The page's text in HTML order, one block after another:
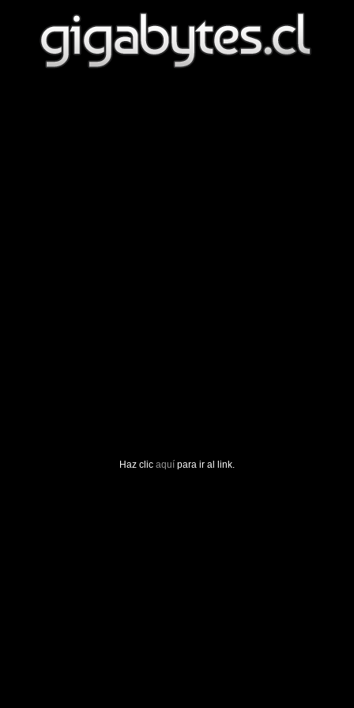
Haz clic aquí para ir al link.